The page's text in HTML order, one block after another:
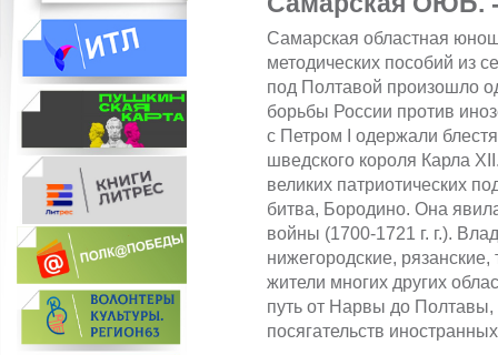
Самарская областная
методических пособий из
под Полтавой произошло
борьбы России против
с Петром I одержали
шведского короля Карла
великих патриотических
битва, Бородино. Она
войны (1700-1721 г. г.).
нижегородские,
жители многих других
путь от Нарвы до
посягательств